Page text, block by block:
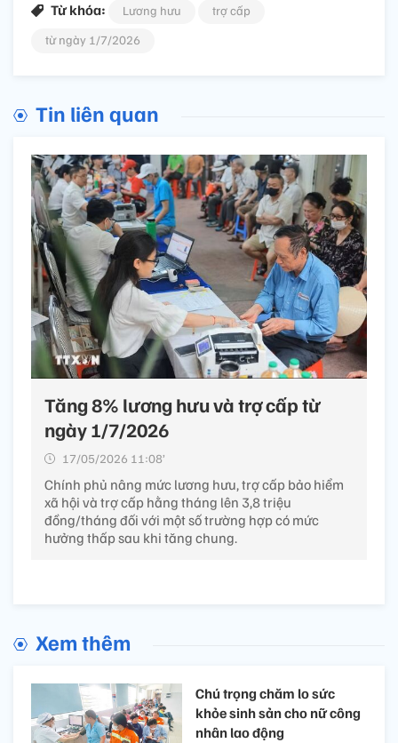
Từ khóa: Lương hưu
trợ cấp
từ ngày 1/7/2026
Tin liên quan
Tăng 8% lương hưu và trợ cấp từ
ngày 1/7/2026
17/05/2026 11:08’
Chính phủ nâng mức lương hưu, trợ cấp bảo hiểm
xã hội và trợ cấp hằng tháng lên 3,8 triệu
đồng/tháng đối với một số trường hợp có mức
hưởng thấp sau khi tăng chung.
Xem thêm
Chú trọng chăm lo sức
khỏe sinh sản cho nữ công
nhân lao động